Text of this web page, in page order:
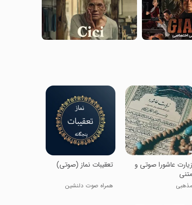
زیارت عاشورا صوتی و
متنی
مذهبی
تعقیبات نماز (صوتی)
همراه صوت دلنشین